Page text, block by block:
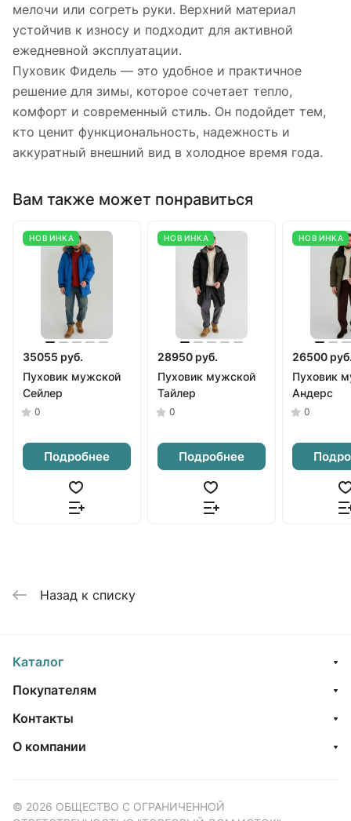
мелочи или согреть руки. Верхний материал
устойчив к износу и подходит для активной
ежедневной эксплуатации.
Пуховик Фидель — это удобное и практичное
решение для зимы, которое сочетает тепло,
комфорт и современный стиль. Он подойдет тем,
кто ценит функциональность, надежность и
аккуратный внешний вид в холодное время года.
Вам также может понравиться
НОВИНКА
35055 руб.
Пуховик мужской
Сейлер
0
Подробнее
НОВИНКА
28950 руб.
Пуховик мужской
Тайлер
0
Подробнее
НОВИНКА
26500
Пуховик
Андерс
0
Назад к списку
Каталог
Покупателям
Контакты
О компании
© 2026 ОБЩЕСТВО С ОГРАНИЧЕННОЙ